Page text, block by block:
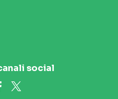
social